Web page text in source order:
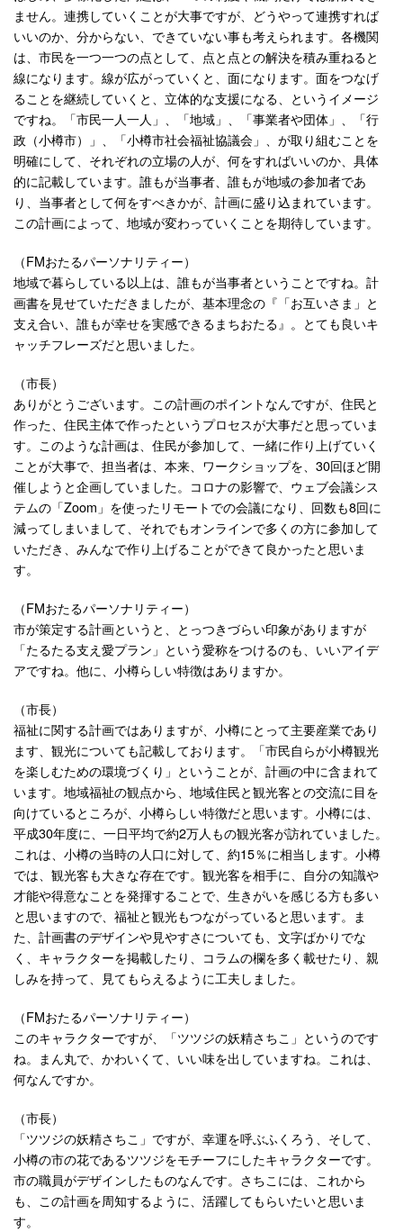
ません。連携していくことが大事ですが、どうやって連携すれば
いいのか、分からない、できていない事も考えられます。各機関
は、市民を一つ一つの点として、点と点との解決を積み重ねると
線になります。線が広がっていくと、面になります。面をつなげ
ることを継続していくと、立体的な支援になる、というイメージ
ですね。「市民一人一人」、「地域」、「事業者や団体」、「行
政（小樽市）」、「小樽市社会福祉協議会」、が取り組むことを
明確にして、それぞれの立場の人が、何をすればいいのか、具体
的に記載しています。誰もが当事者、誰もが地域の参加者であ
り、当事者として何をすべきかが、計画に盛り込まれています。
この計画によって、地域が変わっていくことを期待しています。
（FMおたるパーソナリティー）
地域で暮らしている以上は、誰もが当事者ということですね。計
画書を見せていただきましたが、基本理念の『「お互いさま」と
支え合い、誰もが幸せを実感できるまちおたる』。とても良いキ
ャッチフレーズだと思いました。
（市長）
ありがとうございます。この計画のポイントなんですが、住民と
作った、住民主体で作ったというプロセスが大事だと思っていま
す。このような計画は、住民が参加して、一緒に作り上げていく
ことが大事で、担当者は、本来、ワークショップを、30回ほど開
催しようと企画していました。コロナの影響で、ウェブ会議シス
テムの「Zoom」を使ったリモートでの会議になり、回数も8回に
減ってしまいまして、それでもオンラインで多くの方に参加して
いただき、みんなで作り上げることができて良かったと思いま
す。
（FMおたるパーソナリティー）
市が策定する計画というと、とっつきづらい印象がありますが
「たるたる支え愛プラン」という愛称をつけるのも、いいアイデ
アですね。他に、小樽らしい特徴はありますか。
（市長）
福祉に関する計画ではありますが、小樽にとって主要産業であり
ます、観光についても記載しております。「市民自らが小樽観光
を楽しむための環境づくり」ということが、計画の中に含まれて
います。地域福祉の観点から、地域住民と観光客との交流に目を
向けているところが、小樽らしい特徴だと思います。小樽には、
平成30年度に、一日平均で約2万人もの観光客が訪れていました。
これは、小樽の当時の人口に対して、約15％に相当します。小樽
では、観光客も大きな存在です。観光客を相手に、自分の知識や
才能や得意なことを発揮することで、生きがいを感じる方も多い
と思いますので、福祉と観光もつながっていると思います。ま
た、計画書のデザインや見やすさについても、文字ばかりでな
く、キャラクターを掲載したり、コラムの欄を多く載せたり、親
しみを持って、見てもらえるように工夫しました。
（FMおたるパーソナリティー）
このキャラクターですが、「ツツジの妖精さちこ」というのです
ね。まん丸で、かわいくて、いい味を出していますね。これは、
何なんですか。
（市長）
「ツツジの妖精さちこ」ですが、幸運を呼ぶふくろう、そして、
小樽の市の花であるツツジをモチーフにしたキャラクターです。
市の職員がデザインしたものなんです。さちこには、これから
も、この計画を周知するように、活躍してもらいたいと思いま
す。